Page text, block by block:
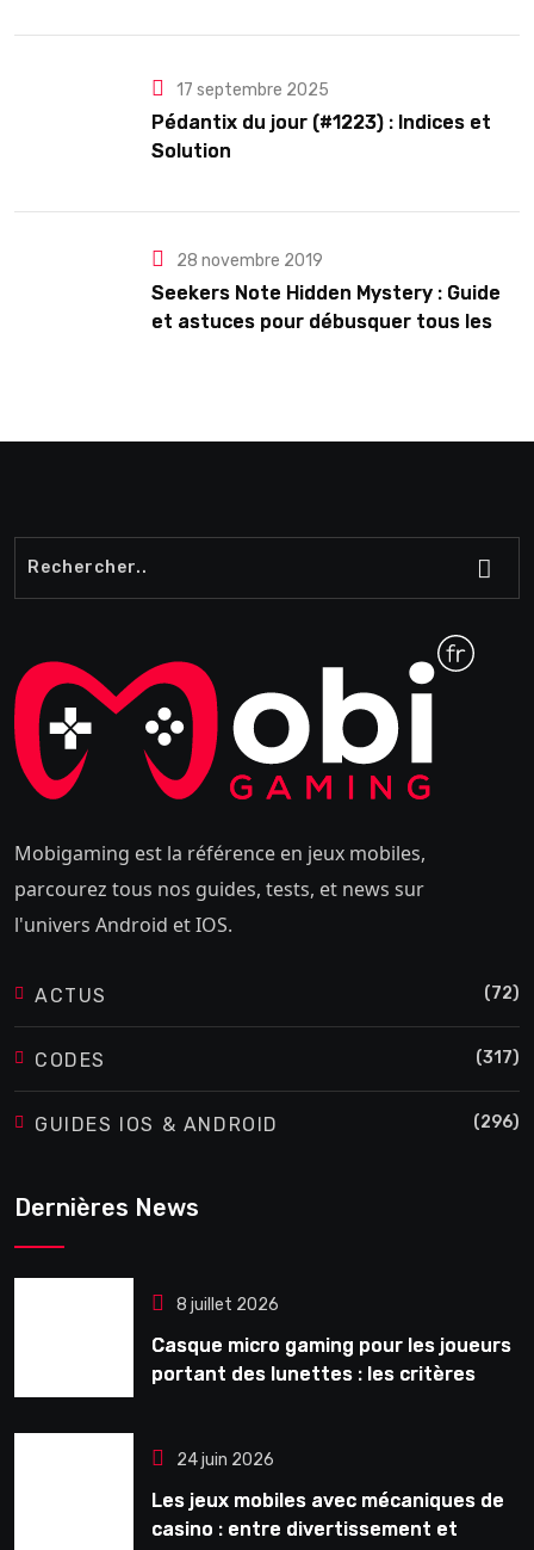
17 septembre 2025
Pédantix du jour (#1223) : Indices et
Solution
28 novembre 2019
Seekers Note Hidden Mystery : Guide
et astuces pour débusquer tous les
Mobigaming est la référence en jeux mobiles,
parcourez tous nos guides, tests, et news sur
l'univers Android et IOS.
ACTUS (72)
CODES (317)
GUIDES IOS & ANDROID (296)
Dernières News
8 juillet 2026
Casque micro gaming pour les joueurs
portant des lunettes : les critères
24 juin 2026
Les jeux mobiles avec mécaniques de
casino : entre divertissement et